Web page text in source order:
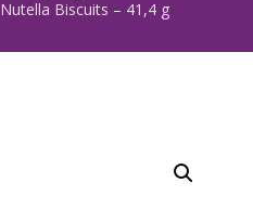
Nutella Biscuits – 41,4 g